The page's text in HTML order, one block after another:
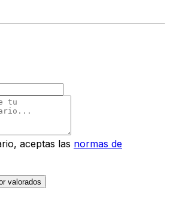
aceptas las normas de
valorados